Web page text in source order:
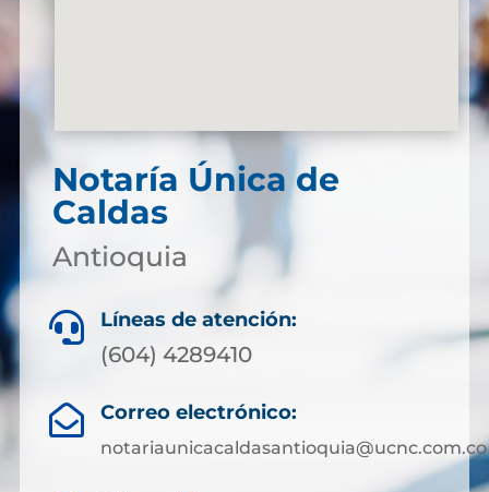
Notaría Única de
Caldas
Antioquia
 Líneas de atención:
(604) 4289410
 Correo electrónico:
notariaunicacaldasantioquia@ucnc.com.co